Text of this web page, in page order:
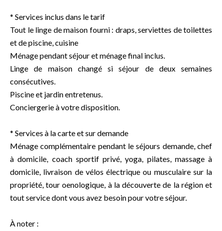
* Services inclus dans le tarif
Tout le linge de maison fourni : draps, serviettes de toilettes
et de piscine, cuisine
Ménage pendant séjour et ménage final inclus.
Linge de maison changé si séjour de deux semaines
consécutives.
Piscine et jardin entretenus.
Conciergerie à votre disposition.
* Services à la carte et sur demande
Ménage complémentaire pendant le séjours demande, chef
à domicile, coach sportif privé, yoga, pilates, massage à
domicile, livraison de vélos électrique ou musculaire sur la
propriété, tour oenologique, à la découverte de la région et
tout service dont vous avez besoin pour votre séjour.
À noter :